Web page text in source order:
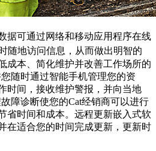
据可通过网络和移动应用程序在线
随地访问信息，从而做出明智的
成本、简化维护并改善工作场所的
随时通过智能手机管理您的资
时间，接收维护警报，并向当地
障诊断使您的Cat经销商可以进行
省时间和成本。远程更新嵌入式软
在适合您的时间完成更新，更新时